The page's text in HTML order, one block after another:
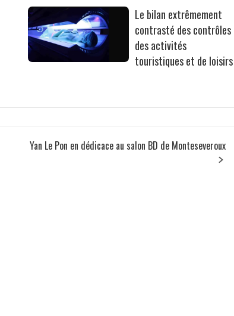
Le bilan extrêmement
contrasté des contrôles
des activités
touristiques et de loisirs
Yan Le Pon en dédicace au salon BD de Monteseveroux